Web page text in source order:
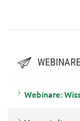
Webinare: